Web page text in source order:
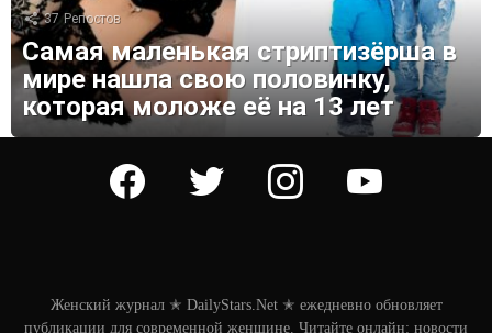
37 Репостов
Самая маленькая стриптизёрша в
мире нашла свою половинку,
которая моложе её на 13 лет
facebook twitter instagram youtube
Женский журнал ✭ DailyStars.Net ✭ ежедневно обновляет
публикации для современной женщине. Читайте онлайн: новости